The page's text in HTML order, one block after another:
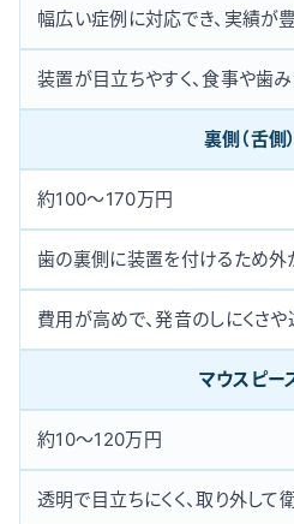
幅広い症例に対応でき、実績が
装置が目立ちやすく、食事や歯
裏側（舌側
約100〜170万円
歯の裏側に装置を付けるため外
費用が高めで、発音のしにくさ
マウスピー
約10〜120万円
透明で目立ちにくく、取り外して